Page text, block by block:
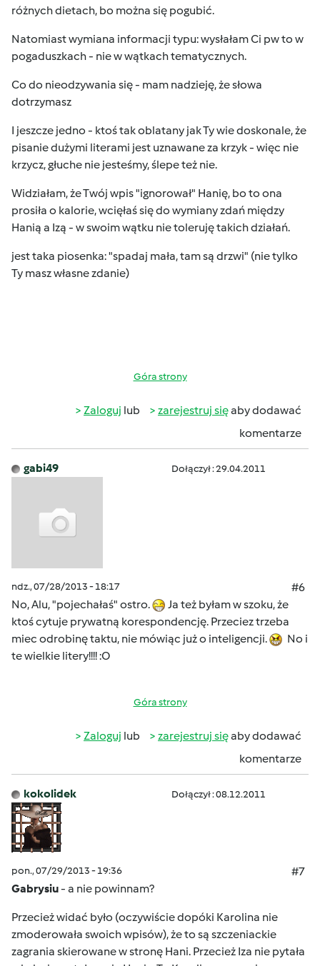
różnych dietach, bo można się pogubić.
Natomiast wymiana informacji typu: wysłałam Ci pw to w
pogaduszkach - nie w wątkach tematycznych.
Co do nieodzywania się - mam nadzieję, że słowa
dotrzymasz
I jeszcze jedno - ktoś tak oblatany jak Ty wie doskonale, że
pisanie dużymi literami jest uznawane za krzyk - więc nie
krzycz, głuche nie jesteśmy, ślepe też nie.
Widziałam, że Twój wpis "ignorował" Hanię, bo to ona
prosiła o kalorie, wcięłaś się do wymiany zdań między
Hanią a Izą - w swoim wątku nie toleruję takich działań.
jest taka piosenka: "spadaj mała, tam są drzwi" (nie tylko
Ty masz własne zdanie)
Góra strony
Zaloguj lub zarejestruj sięaby dodawać
komentarze
gabi49 Dołączył : 29.04.2011
ndz., 07/28/2013 - 18:17
#6
No, Alu, "pojechałaś" ostro.
Ja też byłam w szoku, że
ktoś cytuje prywatną korespondencję. Przeciez trzeba
miec odrobinę taktu, nie mówiąc już o inteligencji.
No i
te wielkie litery!!!! :O
Góra strony
Zaloguj lub zarejestruj sięaby dodawać
komentarze
kokolidek Dołączył : 08.12.2011
pon., 07/29/2013 - 19:36
#7
Gabrysiu- a nie powinnam?
Przecież widać było (oczywiście dopóki Karolina nie
zmoderowała swoich wpisów), że to są szczeniackie
zagrania skierowane w stronę Hani. Przecież Iza nie pytała